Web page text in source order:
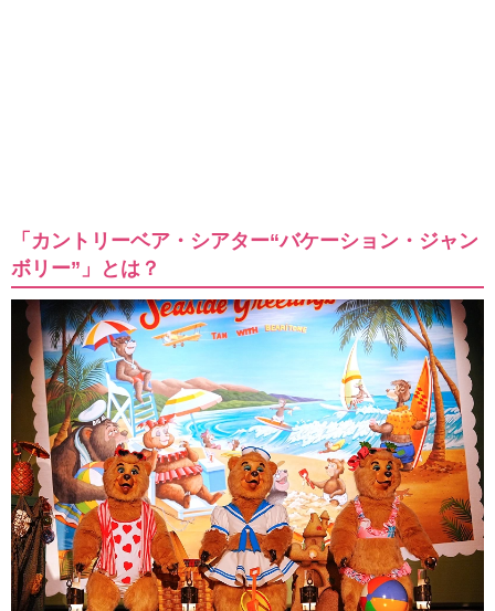
「カントリーベア・シアター“バケーション・ジャン
ボリー”」とは？